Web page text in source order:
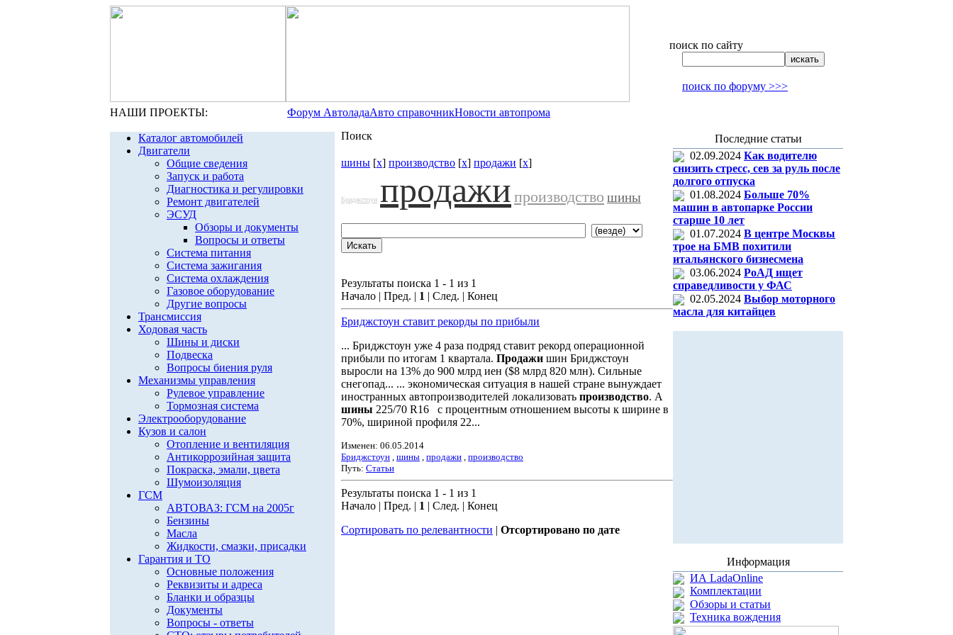
поиск по сайту
поиск по форуму >>>
НАШИ ПРОЕКТЫ: Форум АвтоладаАвто справочникНовости автопрома
Каталог автомобилей
Двигатели
Общие сведения
Запуск и работа
Диагностика и регулировки
Ремонт двигателей
ЭСУД
Обзоры и документы
Вопросы и ответы
Система питания
Система зажигания
Система охлаждения
Газовое оборудование
Другие вопросы
Трансмиссия
Ходовая часть
Шины и диски
Подвеска
Вопросы биения руля
Механизмы управления
Рулевое управление
Тормозная система
Электрооборудование
Кузов и салон
Отопление и вентиляция
Антикоррозийная защита
Покраска, эмали, цвета
Шумоизоляция
ГСМ
АВТОВАЗ: ГСМ на 2005г
Бензины
Масла
Жидкости, смазки, присадки
Гарантия и ТО
Основные положения
Реквизиты и адреса
Бланки и образцы
Документы
Вопросы - ответы
Поиск
шины [x] производство [x] продажи [x]
Бриджстоун продажи производство шины
Результаты поиска 1 - 1 из 1
Начало | Пред. | 1 | След. | Конец
Бриджстоун ставит рекорды по прибыли
... Бриджстоун уже 4 раза подряд ставит рекорд операционной
прибыли по итогам 1 квартала. Продажи шин Бриджстоун
выросли на 13% до 900 млрд иен ($8 млрд 820 млн). Сильные
снегопад... ... экономическая ситуация в нашей стране вынуждает
иностранных автопроизводителей локализовать производство. А
шины 225/70 R16 с процентным отношением высоты к ширине в
70%, шириной профиля 22...
Изменен: 06.05.2014
Бриджстоун , шины , продажи , производство
Путь: Статьи
Результаты поиска 1 - 1 из 1
Начало | Пред. | 1 | След. | Конец
Сортировать по релевантности | Отсортировано по дате
Последние статьи
02.09.2024 Как водителю
снизить стресс, сев за руль после
долгого отпуска
01.08.2024 Больше 70%
машин в автопарке России
старше 10 лет
01.07.2024 В центре Москвы
трое на БМВ похитили
итальянского бизнесмена
03.06.2024 РоАД ищет
справедливости у ФАС
02.05.2024 Выбор моторного
масла для китайцев
Информация
ИА LadaOnline
Комплектации
Обзоры и статьи
Техника вождения